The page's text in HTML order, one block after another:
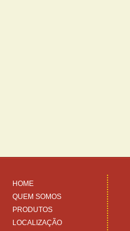
HOME
QUEM SOMOS
PRODUTOS
LOCALIZAÇÃO